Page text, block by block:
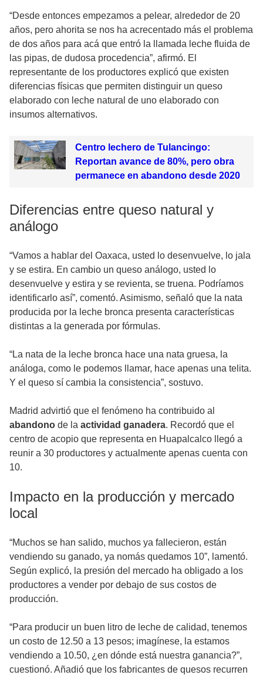
“Desde entonces empezamos a pelear, alrededor de 20
años, pero ahorita se nos ha acrecentado más el problema
de dos años para acá que entró la llamada leche fluida de
las pipas, de dudosa procedencia”, afirmó. El
representante de los productores explicó que existen
diferencias físicas que permiten distinguir un queso
elaborado con leche natural de uno elaborado con
insumos alternativos.
Centro lechero de Tulancingo:
Reportan avance de 80%, pero obra
permanece en abandono desde 2020
Diferencias entre queso natural y
análogo
“Vamos a hablar del Oaxaca, usted lo desenvuelve, lo jala
y se estira. En cambio un queso análogo, usted lo
desenvuelve y estira y se revienta, se truena. Podríamos
identificarlo así”, comentó. Asimismo, señaló que la nata
producida por la leche bronca presenta características
distintas a la generada por fórmulas.
“La nata de la leche bronca hace una nata gruesa, la
análoga, como le podemos llamar, hace apenas una telita.
Y el queso sí cambia la consistencia”, sostuvo.
Madrid advirtió que el fenómeno ha contribuido al
abandono de la actividad ganadera. Recordó que el
centro de acopio que representa en Huapalcalco llegó a
reunir a 30 productores y actualmente apenas cuenta con
10.
Impacto en la producción y mercado
local
“Muchos se han salido, muchos ya fallecieron, están
vendiendo su ganado, ya nomás quedamos 10”, lamentó.
Según explicó, la presión del mercado ha obligado a los
productores a vender por debajo de sus costos de
producción.
“Para producir un buen litro de leche de calidad, tenemos
un costo de 12.50 a 13 pesos; imagínese, la estamos
vendiendo a 10.50, ¿en dónde está nuestra ganancia?”,
cuestionó. Añadió que los fabricantes de quesos recurren